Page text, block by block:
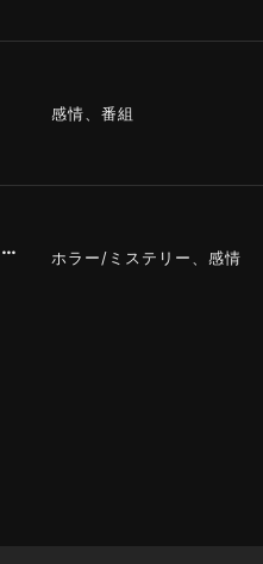
感情、番組
ポストロック風の強く歪んだギターとドラムの演奏 ホラー/ミステリー、感情